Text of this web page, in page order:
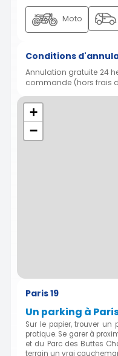
Moto
Conditions
Annulation gratuite 24
commande (hors frais
+
−
Paris 19
Un parking à
Sur le papier, trouver un
pratique. Se garer à
et du Parc des Buttes
terrain un vrai